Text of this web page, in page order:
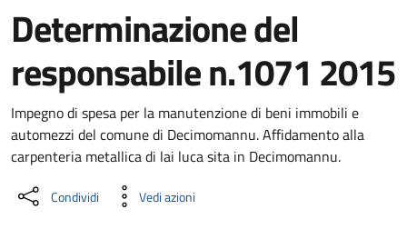
Determinazione del
responsabile n.1071 2015
Dettaglio del documento
Impegno di spesa per la manutenzione di beni immobili e
automezzi del comune di Decimomannu. Affidamento alla
carpenteria metallica di lai luca sita in Decimomannu.
Condividi Vedi azioni